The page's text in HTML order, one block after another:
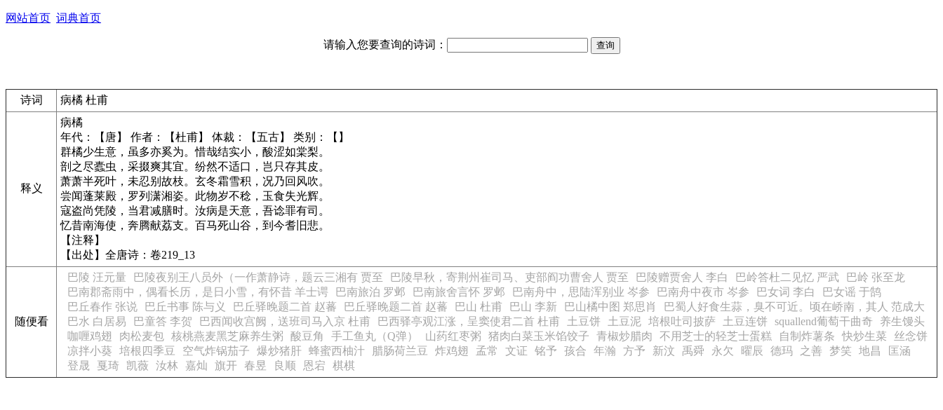
网站首页 词典首页
请输入您要查询的诗词：
诗词 病橘 杜甫
释义
病橘
年代：【唐】 作者：【杜甫】 体裁：【五古】 类别：【】
群橘少生意，虽多亦奚为。惜哉结实小，酸涩如棠梨。
剖之尽蠹虫，采掇爽其宜。纷然不适口，岂只存其皮。
萧萧半死叶，未忍别故枝。玄冬霜雪积，况乃回风吹。
尝闻蓬莱殿，罗列潇湘姿。此物岁不稔，玉食失光辉。
寇盗尚凭陵，当君减膳时。汝病是天意，吾谂罪有司。
忆昔南海使，奔腾献荔支。百马死山谷，到今耆旧悲。
【注释】
【出处】全唐诗：卷219_13
随便看
巴陵 汪元量 巴陵夜别王八员外（一作萧静诗，题云三湘有 贾至 巴陵早秋，寄荆州崔司马、吏部阎功曹舍人 贾至 巴陵赠贾舍人 李白 巴岭答杜二见忆 严武
巴岭 张至龙
巴南郡斋雨中，偶看长历，是日小雪，有怀昔 羊士谔
巴南旅泊 罗邺 巴南旅舍言怀 罗邺 巴南舟中，思陆浑别业 岑参 巴南舟中夜市 岑参 巴女词 李白
巴女谣 于鹄
巴丘春作 张说
巴丘书事 陈与义 巴丘驿晚题二首 赵蕃 巴丘驿晚题二首 赵蕃 巴山 杜甫 巴山 李新 巴山橘中图 郑思肖
巴蜀人好食生蒜，臭不可近。顷在峤南，其人 范成大
巴水 白居易
巴童答 李贺 巴西闻收宫阙，送班司马入京 杜甫 巴西驿亭观江涨，呈窦使君二首 杜甫 土豆饼 土豆泥 培根吐司披萨 土豆连饼 squallend葡萄干曲奇
养生馒头
咖喱鸡翅
肉松麦包 核桃燕麦黑芝麻养生粥 酸豆角 手工鱼丸（Q弹） 山药红枣粥 猪肉白菜玉米馅饺子 青椒炒腊肉 不用芝士的轻芝士蛋糕 自制炸薯条 快炒生菜
丝念饼
凉拌小葵
培根四季豆 空气炸锅茄子 爆炒猪肝 蜂蜜西柚汁 腊肠荷兰豆 炸鸡翅 孟常 文证 铭予 孩合 年瀚 方予 新汶 禹舜 永欠 曜辰 德玛 之善 梦笑 地昌
匡涵
登晟
戛琦 凯薇 汝林 嘉灿 旗开 春昱 良顺 恩宕 棋棋